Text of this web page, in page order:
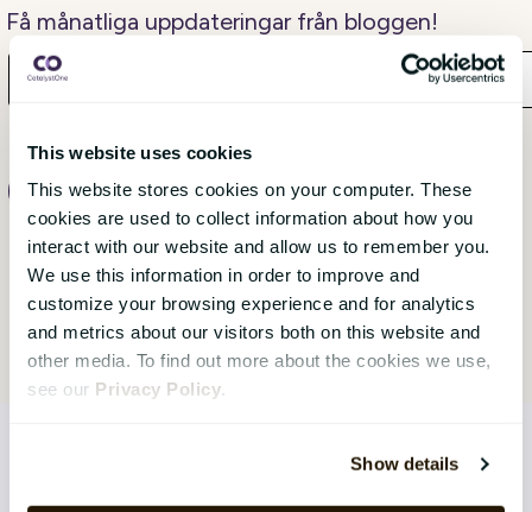
This website uses cookies
This website stores cookies on your computer. These
cookies are used to collect information about how you
interact with our website and allow us to remember you.
We use this information in order to improve and
customize your browsing experience and for analytics
and metrics about our visitors both on this website and
other media. To find out more about the cookies we use,
see our Privacy Policy.
Show details
Få månatliga uppdateringar från bloggen!